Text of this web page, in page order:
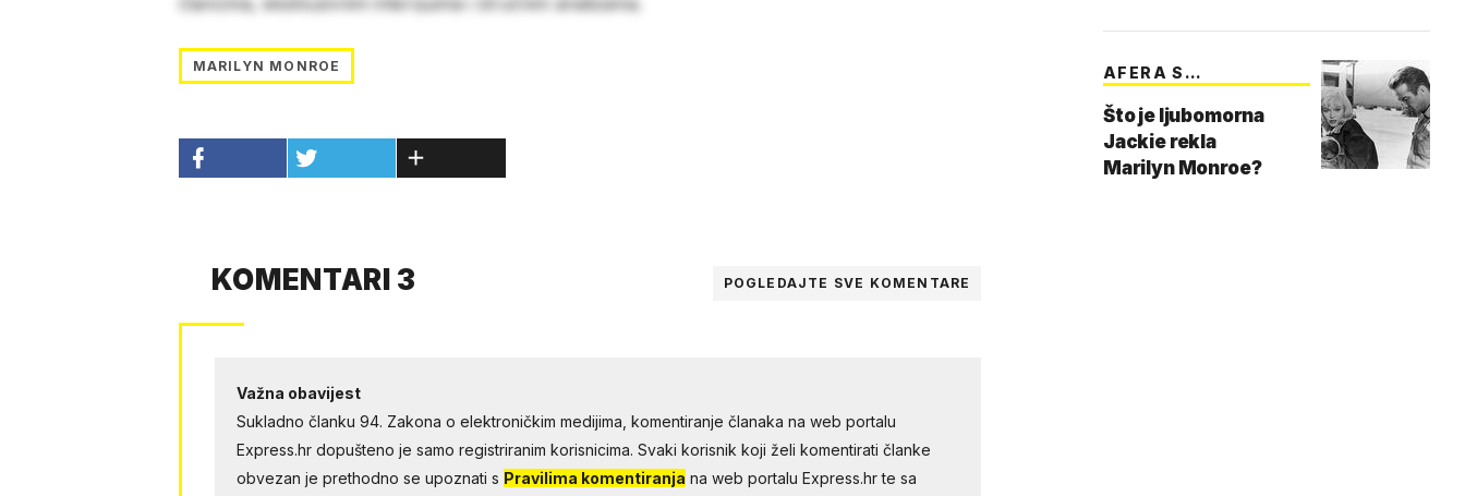
MARILYN MONROE
KOMENTARI 3 POGLEDAJTE SVE KOMENTARE
Važna obavijest
Sukladno članku 94. Zakona o elektroničkim medijima, komentiranje članaka na web portalu
Express.hr dopušteno je samo registriranim korisnicima. Svaki korisnik koji želi komentirati članke
obvezan je prethodno se upoznati s Pravilima komentiranja na web portalu Express.hr te sa
AFERA S
Što je ljubomorna
Jackie rekla
Marilyn Monroe?